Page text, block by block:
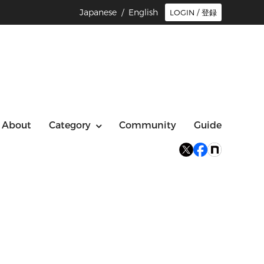
LOGIN / 登録
Japanese / English
About Category Community Guide